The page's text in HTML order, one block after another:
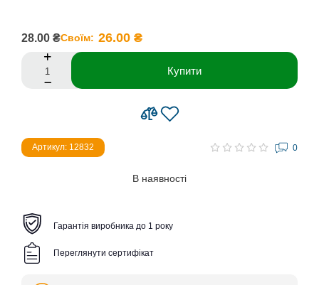
28.00 ₴Своїм: 26.00 ₴
Купити
Артикул: 12832 0
В наявності
Гарантія виробника до 1 року
Переглянути сертифікат